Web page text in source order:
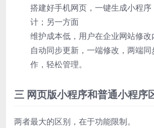
搭建好手机网页，一键生成小程
计；另一方面
维护成本低，用户在企业网站修
自动同步更新，一端修改，两端
作，轻松管理。
三 网页版小程序和普通小程序
两者最大的区别，在于功能限制。